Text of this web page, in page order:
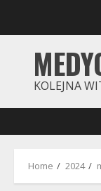
KOLEJNA
Home 2024